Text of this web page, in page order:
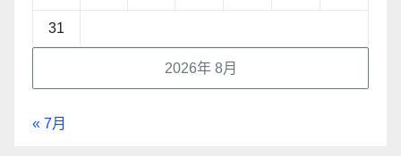
2026年 8月
31
« 7月